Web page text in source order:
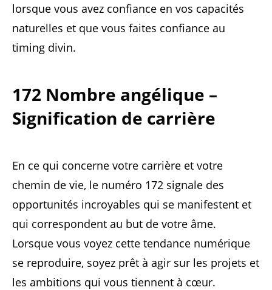
lorsque vous avez confiance en vos capacités
naturelles et que vous faites confiance au
timing divin.
172 Nombre angélique –
Signification de carrière
En ce qui concerne votre carrière et votre
chemin de vie, le numéro 172 signale des
opportunités incroyables qui se manifestent et
qui correspondent au but de votre âme.
Lorsque vous voyez cette tendance numérique
se reproduire, soyez prêt à agir sur les projets et
les ambitions qui vous tiennent à cœur.